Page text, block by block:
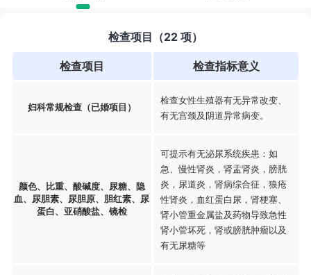
检查项目（22 项）
检查项目 检查指标意义
妇科常规检查（已婚项目）
检查女性生殖器有无异常改变、
有无宫颈及阴道异常病变。
颜色、比重、酸碱度、尿糖、隐
血、尿胆素、尿胆原、胆红素、尿
蛋白、亚硝酸盐、镜检
可提示有无泌尿系统疾患：如
急、慢性肾炎，肾盂肾炎，膀胱
炎，尿道炎，肾病综合征，狼疮
性肾炎，血红蛋白尿，肾梗塞、
肾小管重金属盐及药物导致急性
肾小管坏死，肾或膀胱肿瘤以及
有无尿糖等